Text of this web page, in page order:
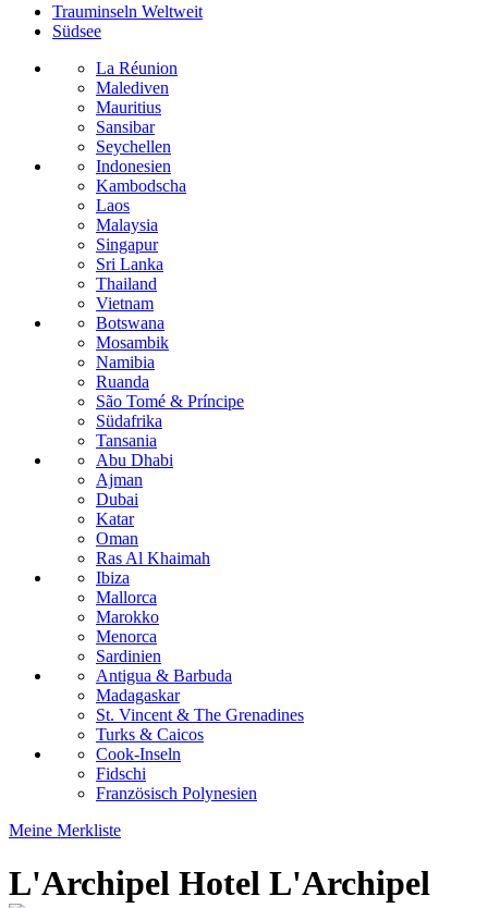
Trauminseln Weltweit
Südsee
La Réunion
Malediven
Mauritius
Sansibar
Seychellen
Indonesien
Kambodscha
Laos
Malaysia
Singapur
Sri Lanka
Thailand
Vietnam
Botswana
Mosambik
Namibia
Ruanda
São Tomé & Príncipe
Südafrika
Tansania
Abu Dhabi
Ajman
Dubai
Katar
Oman
Ras Al Khaimah
Ibiza
Mallorca
Marokko
Menorca
Sardinien
Antigua & Barbuda
Madagaskar
St. Vincent & The Grenadines
Turks & Caicos
Cook-Inseln
Fidschi
Französisch Polynesien
Meine Merkliste
L'Archipel Hotel L'Archipel